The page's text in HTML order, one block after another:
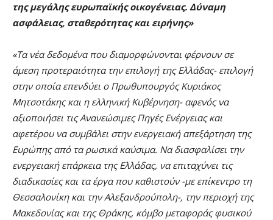
της μεγάλης ευρωπαϊκής οικογένειας. Δύναμη
ασφάλειας, σταθερότητας και ειρήνης»
«Τα νέα δεδομένα που διαμορφώνονται φέρνουν σε
άμεση προτεραιότητα την επιλογή της Ελλάδας- επιλογή
στην οποία επενδύει ο Πρωθυπουργός Κυριάκος
Μητσοτάκης και η ελληνική Κυβέρνηση- αφενός να
αξιοποιήσει τις Ανανεώσιμες Πηγές Ενέργειας και
αφετέρου να συμβάλει στην ενεργειακή απεξάρτηση της
Ευρώπης από τα ρωσικά καύσιμα. Να διασφαλίσει την
ενεργειακή επάρκεια της Ελλάδας, να επιταχύνει τις
διαδικασίες και τα έργα που καθιστούν -με επίκεντρο τη
Θεσσαλονίκη και την Αλεξανδρούπολη-, την περιοχή της
Μακεδονίας και της Θράκης, κόμβο μεταφοράς φυσικού